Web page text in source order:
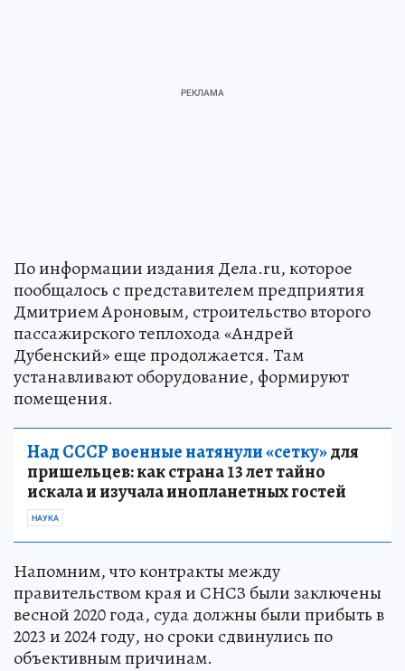
По информации издания Дела.ru, которое
пообщалось с представителем предприятия
Дмитрием Ароновым, строительство второго
пассажирского теплохода «Андрей
Дубенский» еще продолжается. Там
устанавливают оборудование, формируют
помещения.
Над СССР военные натянули «сетку»для
пришельцев: как страна 13 лет тайно
искала и изучала инопланетных гостей
НАУКА
Напомним, что контракты между
правительством края и СНСЗ были заключены
весной 2020 года, суда должны были прибыть в
2023 и 2024 году, но сроки сдвинулись по
объективным причинам.